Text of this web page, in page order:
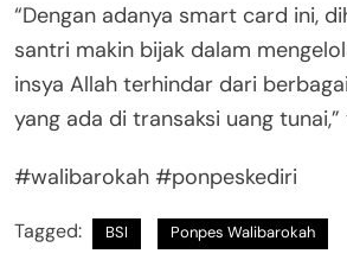
“Dengan adanya smart card ini,
santri makin bijak dalam
insya Allah terhindar dari
yang ada di transaksi uang
#walibarokah #ponpeskediri
Tagged: BSI Ponpes Walibarokah